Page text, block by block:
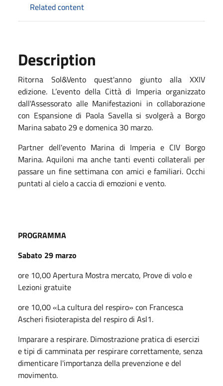
Related content
Description
Ritorna Sol&Vento quest'anno giunto alla XXIV
edizione. L’evento della Città di Imperia organizzato
dall'Assessorato alle Manifestazioni in collaborazione
con Espansione di Paola Savella si svolgerà a Borgo
Marina sabato 29 e domenica 30 marzo.
Partner dell'evento Marina di Imperia e CIV Borgo
Marina. Aquiloni ma anche tanti eventi collaterali per
passare un fine settimana con amici e familiari. Occhi
puntati al cielo a caccia di emozioni e vento.
PROGRAMMA
Sabato 29 marzo
ore 10,00 Apertura Mostra mercato, Prove di volo e
Lezioni gratuite
ore 10,00 «La cultura del respiro» con Francesca
Ascheri fisioterapista del respiro di Asl1.
Imparare a respirare. Dimostrazione pratica di esercizi
e tipi di camminata per respirare correttamente, senza
dimenticare l'importanza della prevenzione e del
movimento.